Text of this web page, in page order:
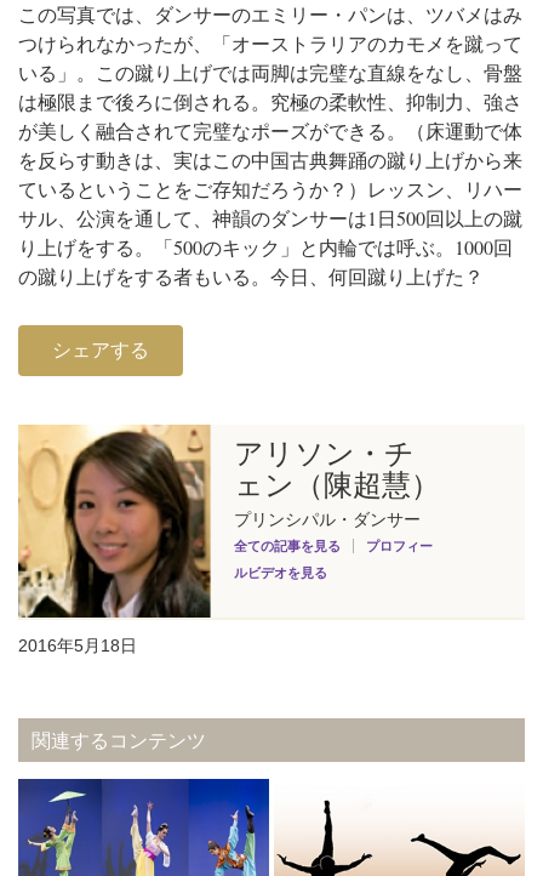
この写真では、ダンサーのエミリー・パンは、ツバメはみ
つけられなかったが、「オーストラリアのカモメを蹴って
いる」。 この蹴り上げでは両脚は完璧な直線をなし、骨盤
は極限まで後ろに倒される。究極の柔軟性、抑制力、強さ
が美しく融合されて完璧なポーズができる。（床運動で体
を反らす動きは、実はこの中国古典舞踊の蹴り上げから来
ているということをご存知だろうか？） レッスン、リハー
サル、公演を通して、神韻のダンサーは1日500回以上の蹴
り上げをする。「500のキック」と内輪では呼ぶ。1000回
の蹴り上げをする者もいる。 今日、何回蹴り上げた？
シェアする
アリソン・チ
ェン（陳超慧）
プリンシパル・ダンサー
全ての記事を見る
プロフィー
ルビデオを見る
2016年5月18日
関連するコンテンツ